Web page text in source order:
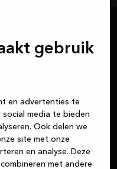
gebruik
en advertenties te
media te bieden
Ook delen we
site met onze
en analyse. Deze
met andere